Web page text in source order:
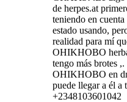
de herpes.at
teniendo en
estado usando,
realidad para mí
OHIKHOBO
tengo más brotes
OHIKHOBO en
puede llegar a él a
+2348103601042